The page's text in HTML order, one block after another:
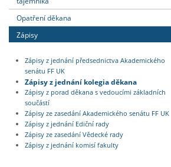
Opatření děkana
Zápisy
Zápisy z jednání předsednictva Akademického
senátu FF UK
Zápisy z jednání kolegia děkana
Zápisy z porad děkana s vedoucími základních
součástí
Zápisy ze zasedání Akademického senátu FF UK
Zápisy z jednání Ediční rady
Zápisy ze zasedání Vědecké rady
Zápisy z jednání komisí fakulty